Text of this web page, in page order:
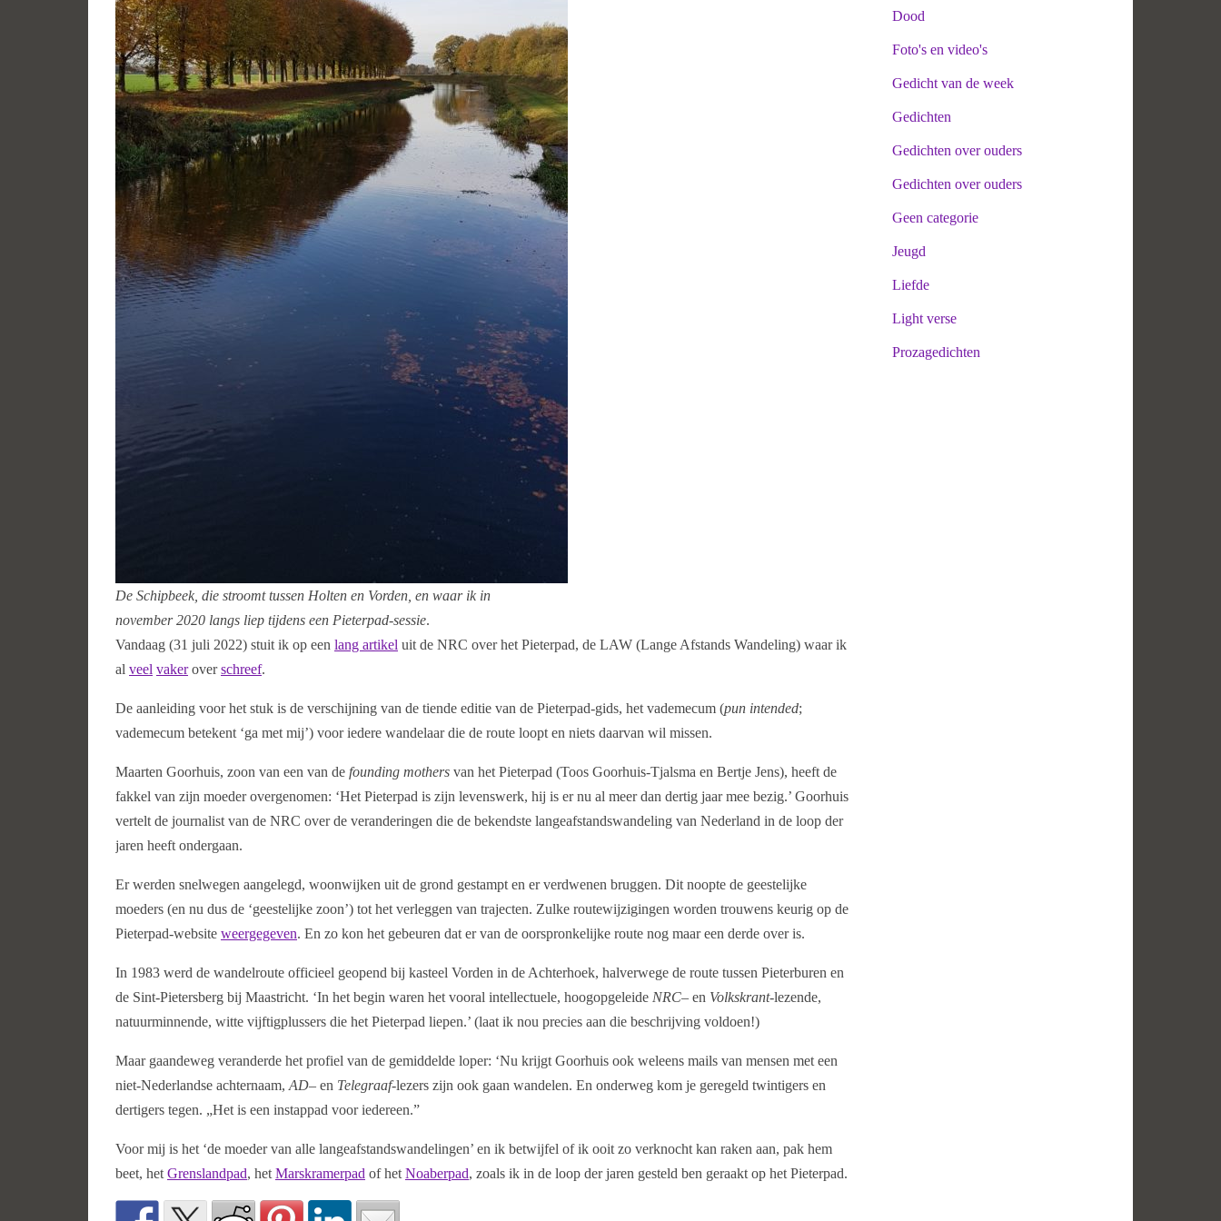
De Schipbeek, die stroomt tussen Holten en Vorden, en waar ik in
november 2020 langs liep tijdens een Pieterpad-sessie.
Vandaag (31 juli 2022) stuit ik op een lang artikel uit de NRC over het Pieterpad, de LAW (Lange Afstands Wandeling) waar ik
al veel vakeroverschreef.
De aanleiding voor het stuk is de verschijning van de tiende editie van de Pieterpad-gids, het vademecum (pun intended;
vademecum betekent ‘ga met mij’) voor iedere wandelaar die de route loopt en niets daarvan wil missen.
Maarten Goorhuis, zoon van een van de founding mothers van het Pieterpad (Toos Goorhuis-Tjalsma en Bertje Jens), heeft de
fakkel van zijn moeder overgenomen: ‘Het Pieterpad is zijn levenswerk, hij is er nu al meer dan dertig jaar mee bezig.’ Goorhuis
vertelt de journalist van de NRC over de veranderingen die de bekendste langeafstandswandeling van Nederland in de loop der
jaren heeft ondergaan.
Er werden snelwegen aangelegd, woonwijken uit de grond gestampt en er verdwenen bruggen. Dit noopte de geestelijke
moeders (en nu dus de ‘geestelijke zoon’) tot het verleggen van trajecten. Zulke routewijzigingen worden trouwens keurig op de
Pieterpad-website weergegeven. En zo kon het gebeuren dat er van de oorspronkelijke route nog maar een derde over is.
In 1983 werd de wandelroute officieel geopend bij kasteel Vorden in de Achterhoek, halverwege de route tussen Pieterburen en
de Sint-Pietersberg bij Maastricht. ‘In het begin waren het vooral intellectuele, hoogopgeleide NRC– en Volkskrant-lezende,
natuurminnende, witte vijftigplussers die het Pieterpad liepen.’ (laat ik nou precies aan die beschrijving voldoen!)
Maar gaandeweg veranderde het profiel van de gemiddelde loper: ‘Nu krijgt Goorhuis ook weleens mails van mensen met een
niet-Nederlandse achternaam, AD– en Telegraaf-lezers zijn ook gaan wandelen. En onderweg kom je geregeld twintigers en
dertigers tegen. „Het is een instappad voor iedereen.”
Voor mij is het ‘de moeder van alle langeafstandswandelingen’ en ik betwijfel of ik ooit zo verknocht kan raken aan, pak hem
beet, het Grenslandpad, het Marskramerpad of het Noaberpad, zoals ik in de loop der jaren gesteld ben geraakt op het Pieterpad.
Dood
Foto's en video's
Gedicht van de week
Gedichten
Gedichten over ouders
Gedichten over ouders
Geen categorie
Jeugd
Liefde
Light verse
Prozagedichten